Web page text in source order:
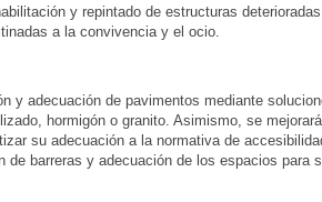
y repintado de estructuras
a la convivencia y el ocio.
y adecuación de pavimentos mediante
hormigón o granito. Asimismo, se
su adecuación a la normativa de
de barreras y adecuación de los espacios para